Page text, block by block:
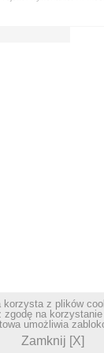
korzysta z plików
zgodę na
umożliwia
Zamknij [X]